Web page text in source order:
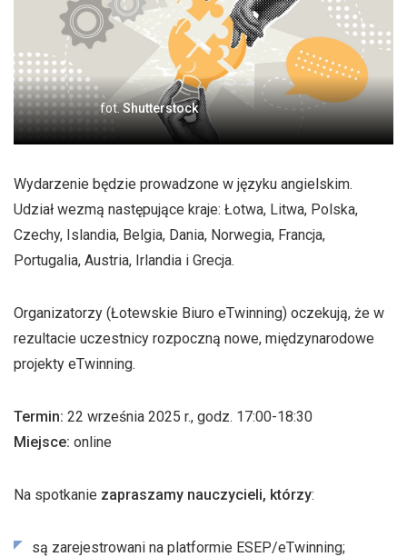
fot.Shutterstock
Wydarzenie będzie prowadzone w języku angielskim.
Udział wezmą następujące kraje: Łotwa, Litwa, Polska,
Czechy, Islandia, Belgia, Dania, Norwegia, Francja,
Portugalia, Austria, Irlandia i Grecja.
Organizatorzy (Łotewskie Biuro eTwinning) oczekują, że w
rezultacie uczestnicy rozpoczną nowe, międzynarodowe
projekty eTwinning.
Termin: 22 września 2025 r., godz. 17:00-18:30
Miejsce: online
Na spotkanie zapraszamy nauczycieli, którzy:
są zarejestrowani na platformie ESEP/eTwinning;